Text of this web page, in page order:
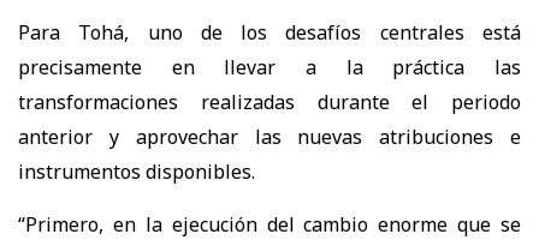
Para Tohá, uno de los desafíos centrales está
precisamente en llevar a la práctica las
transformaciones realizadas durante el periodo
anterior y aprovechar las nuevas atribuciones e
instrumentos disponibles.
“Primero, en la ejecución del cambio enorme que se